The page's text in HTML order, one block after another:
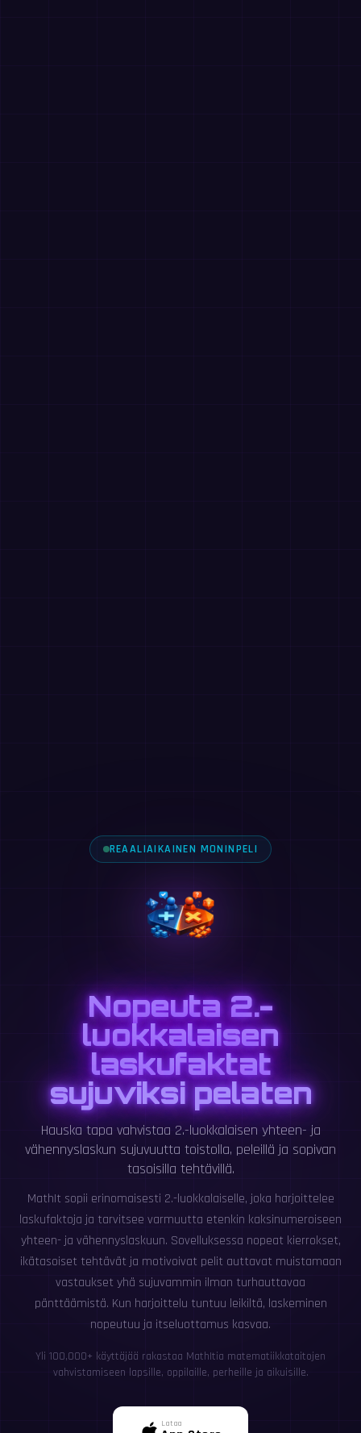
REAALIAIKAINEN MONINPELI
Nopeuta 2.-
luokkalaisen
laskufaktat
sujuviksi pelaten
Hauska tapa vahvistaa 2.-luokkalaisen yhteen- ja
vähennyslaskun sujuvuutta toistolla, peleillä ja sopivan
tasoisilla tehtävillä.
MathIt sopii erinomaisesti 2.-luokkalaiselle, joka harjoittelee
laskufaktoja ja tarvitsee varmuutta etenkin kaksinumeroiseen
yhteen- ja vähennyslaskuun. Sovelluksessa nopeat kierrokset,
ikätasoiset tehtävät ja motivoivat pelit auttavat muistamaan
vastaukset yhä sujuvammin ilman turhauttavaa
pänttäämistä. Kun harjoittelu tuntuu leikiltä, laskeminen
nopeutuu ja itseluottamus kasvaa.
Yli 100,000+ käyttäjää rakastaa MathItia matematiikkataitojen
vahvistamiseen lapsille, oppilaille, perheille ja aikuisille.
Lataa